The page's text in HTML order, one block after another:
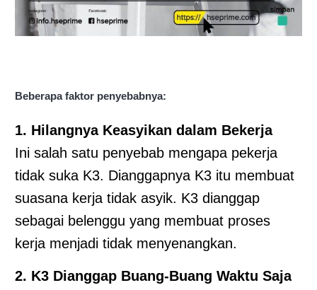
Beberapa faktor penyebabnya:
1. Hilangnya Keasyikan dalam Bekerja
Ini salah satu penyebab mengapa pekerja
tidak suka K3. Dianggapnya K3 itu membuat
suasana kerja tidak asyik. K3 dianggap
sebagai belenggu yang membuat proses
kerja menjadi tidak menyenangkan.
2. K3 Dianggap Buang-Buang Waktu Saja